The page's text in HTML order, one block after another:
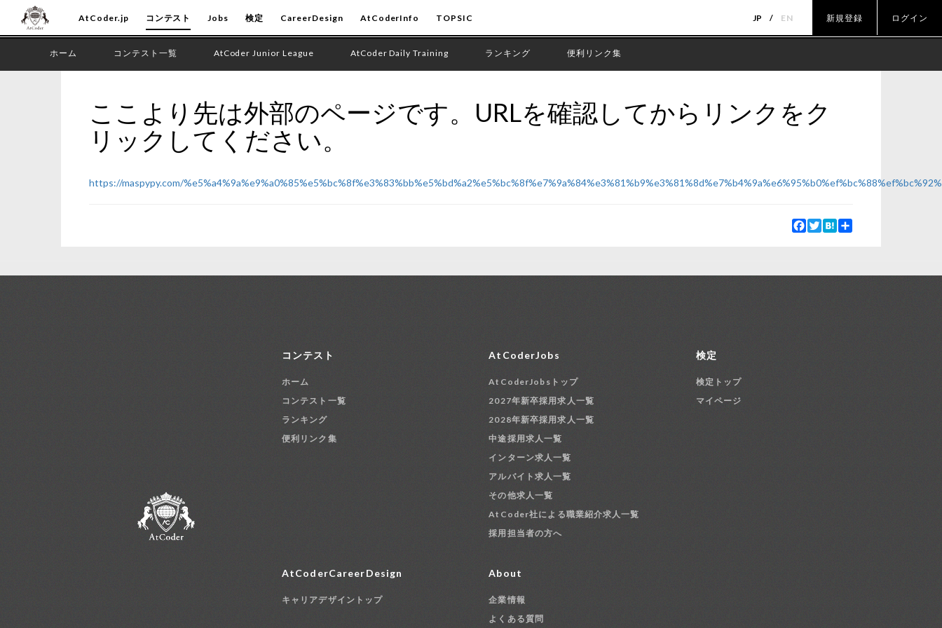
AtCoder.jp コンテスト Jobs 検定 CareerDesign AtCoderInfo TOPSIC JP EN 新規登録 ログイン
ホーム コンテスト一覧 AtCoder Junior League AtCoder Daily Training ランキング 便利リンク集
ここより先は外部のページです。URLを確認してからリンクをク
リックしてください。
https://maspypy.com/
Facebook
Twitter
Hatena
コンテスト
ホーム
コンテスト一覧
ランキング
便利リンク集
AtCoderJobs
AtCoderJobsトップ
2027年新卒採用求人一覧
2028年新卒採用求人一覧
中途採用求人一覧
インターン求人一覧
アルバイト求人一覧
その他求人一覧
AtCoder社による職業紹介求人一覧
採用担当者の方へ
検定
検定トップ
マイページ
AtCoderCareerDesign
キャリアデザイントップ
About
企業情報
よくある質問